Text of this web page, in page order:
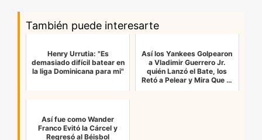
También puede interesarte
Henry Urrutia: "Es
demasiado difícil batear en
la liga Dominicana para mi"
Así los Yankees Golpearon
a Vladimir Guerrero Jr.
quién Lanzó el Bate, los
Retó a Pelear y Mira Que …
Así fue como Wander
Franco Evitó la Cárcel y
Regresó al Béisbol